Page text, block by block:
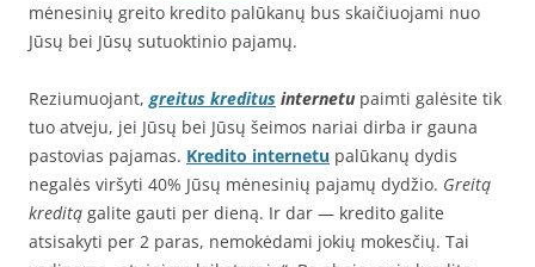
mėnesinių greito kredito palūkanų bus skaičiuojami nuo
Jūsų bei Jūsų sutuoktinio pajamų.
Reziumuojant,greitus kreditus internetu paimti galėsite tik
tuo atveju, jei Jūsų bei Jūsų šeimos nariai dirba ir gauna
pastovias pajamas. Kredito internetu palūkanų dydis
negalės viršyti 40% Jūsų mėnesinių pajamų dydžio. Greitą
kreditą galite gauti per dieną. Ir dar — kredito galite
atsisakyti per 2 paras, nemokėdami jokių mokesčių. Tai